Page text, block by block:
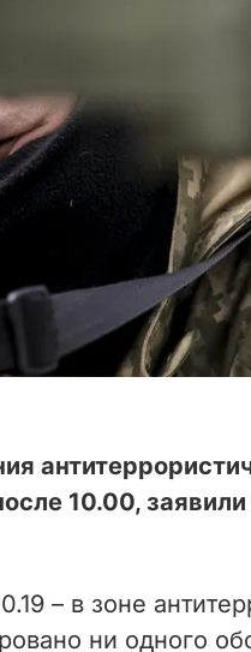
10.00,
– в зоне
ни одного